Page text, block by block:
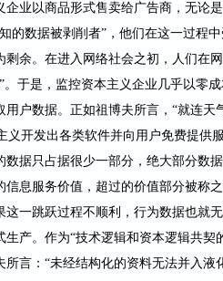
业以商品形式售卖给广告商，无论
数据被剥削者”，他们在这一过程中
余。在进入网络社会之初，人们在
于是，监控资本主义企业几乎以零
户数据。正如祖博夫所言，“就连
义开发出各类软件并向用户免费提供
据只占据很少一部分，绝大部分数
息服务价值，超过的价值部分被称
一跳跃过程不顺利，行为数据也就无
生产。作为“技术逻辑和资本逻辑共契
言：“未经结构化的资料无法并入